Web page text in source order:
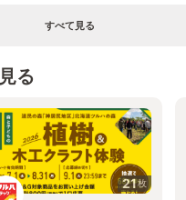
すべて見る
る
21枚